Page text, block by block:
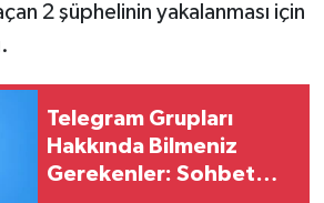
2 şüphelinin yakalanması için
Telegram Grupları
Hakkında Bilmeniz
Gerekenler: Sohbet